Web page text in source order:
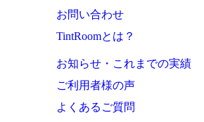
お問い合わせ
TintRoomとは？
お知らせ・これまでの実績
ご利用者様の声
よくあるご質問